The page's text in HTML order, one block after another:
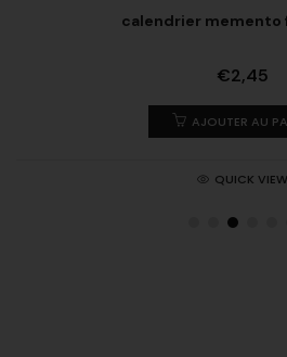
calendrier memento
€2,45
AJOUTER AU
QUICK VIEW